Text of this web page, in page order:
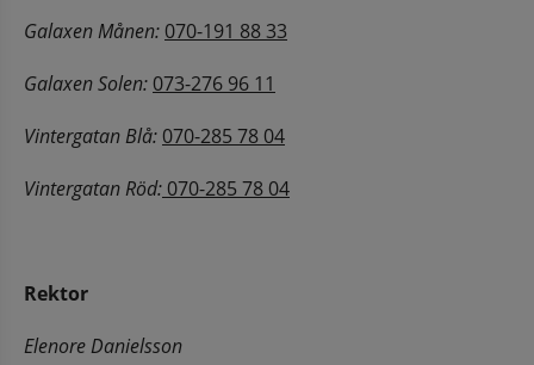
Galaxen Månen: 070-191 88 33
Galaxen Solen: 073-276 96 11
Vintergatan Blå: 070-285 78 04
Vintergatan Röd: 070-285 78 04
Rektor
Elenore Danielsson